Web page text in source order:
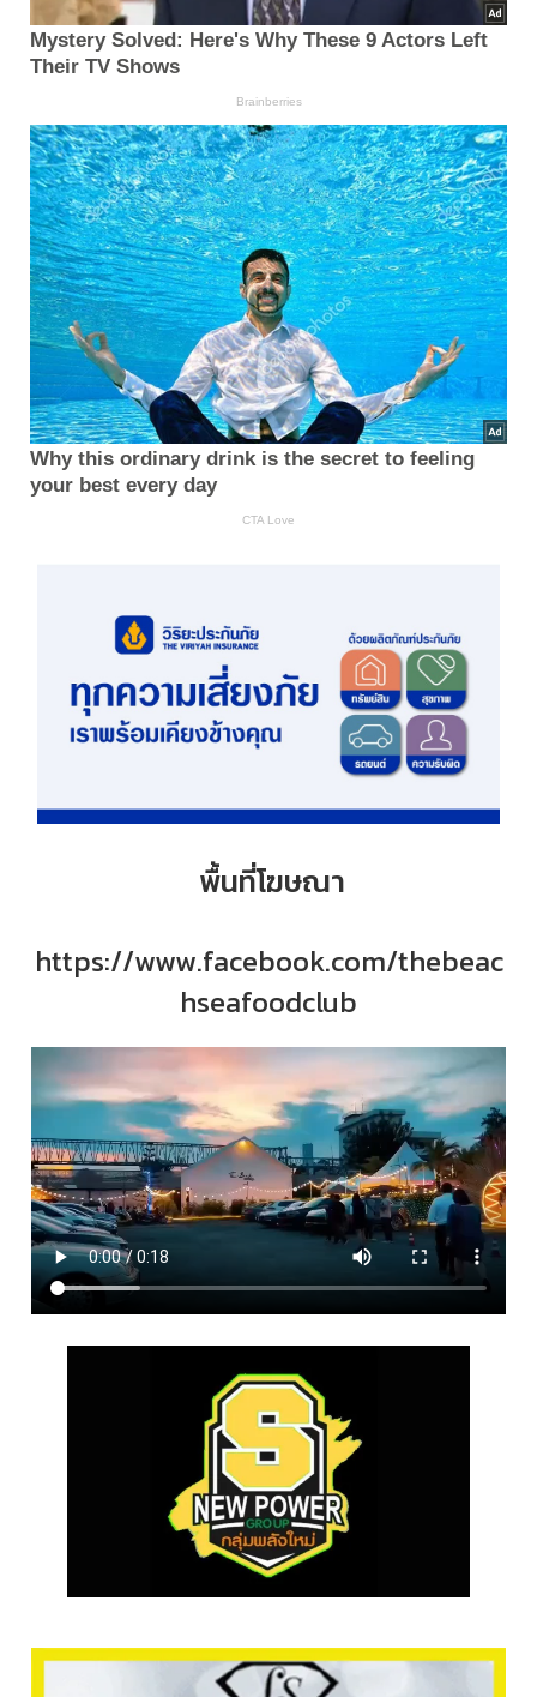
พื้นที่โฆษณา
https://www.facebook.com/thebeac
hseafoodclub